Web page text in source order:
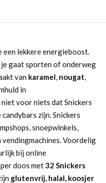
een lekkere energieboost.
je gaat sporten of onderweg
van karamel, nougat,
in
niet voor niets dat Snickers
zijn. Snickers
snoepwinkels,
Voordelig
bij online
doos met32 Snickers
glutenvrij, halal, koosjer